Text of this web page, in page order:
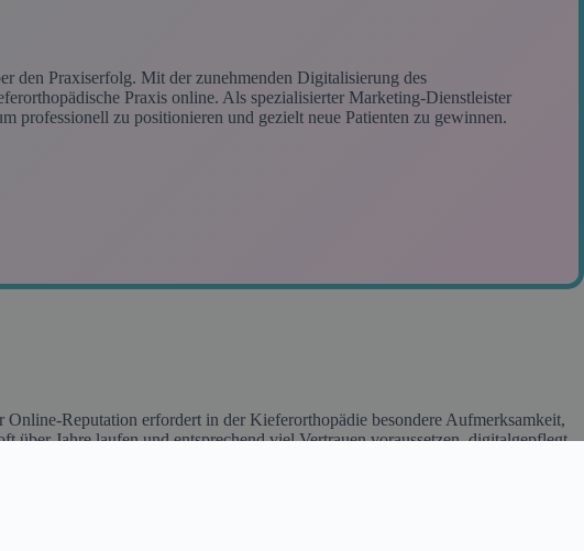
den Praxiserfolg. Mit der zunehmenden Digitalisierung des
Praxis online. Als spezialisierter Marketing-Dienstleister
professionell zu positionieren und gezielt neue Patienten zu gewinnen.
Online-Reputation erfordert in der Kieferorthopädie besondere Aufmerksamkeit,
über Jahre laufen und entsprechend viel Vertrauen voraussetzen. digitalgepflegt